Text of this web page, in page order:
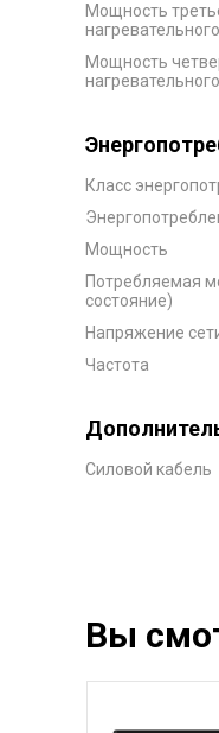
Мощность
Мощность
Класс
Мощность
Потребляемая
состояние)
Напряжение
Частота
Силовой кабель
Вы